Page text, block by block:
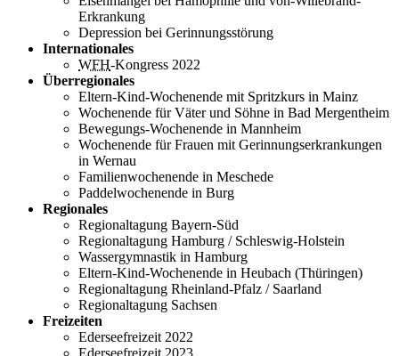
Erkrankung
Depression bei Gerinnungsstörung
Internationales
WFH-Kongress 2022
Überregionales
Eltern-Kind-Wochenende mit Spritzkurs in Mainz
Wochenende für Väter und Söhne in Bad Mergentheim
Bewegungs-Wochenende in Mannheim
Wochenende für Frauen mit Gerinnungserkrankungen
in Wernau
Familienwochenende in Meschede
Paddelwochenende in Burg
Regionales
Regionaltagung Bayern-Süd
Regionaltagung Hamburg / Schleswig-Holstein
Wassergymnastik in Hamburg
Eltern-Kind-Wochenende in Heubach (Thüringen)
Regionaltagung Rheinland-Pfalz / Saarland
Regionaltagung Sachsen
Freizeiten
Ederseefreizeit 2022